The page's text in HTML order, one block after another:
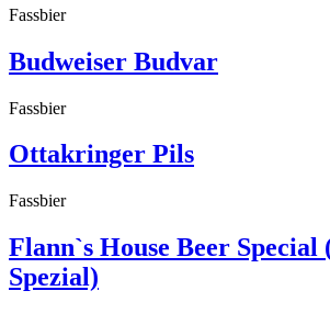
Fassbier
Budweiser Budvar
Fassbier
Ottakringer Pils
Fassbier
Flann`s House Beer
Spezial)